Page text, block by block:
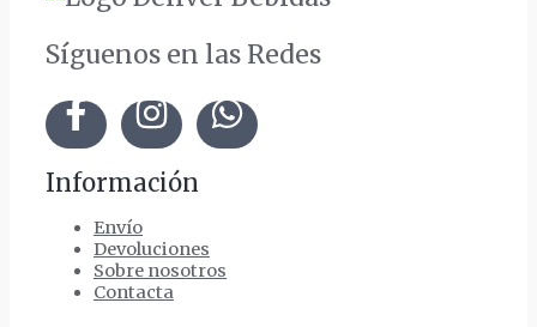
Síguenos en las Redes
Información
Envío
Devoluciones
Sobre nosotros
Contacta